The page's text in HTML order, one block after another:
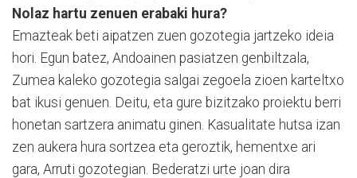
Nolaz hartu zenuen erabaki hura?
Emazteak beti aipatzen zuen gozotegia jartzeko ideia
hori. Egun batez, Andoainen pasiatzen genbiltzala,
Zumea kaleko gozotegia salgai zegoela zioen karteltxo
bat ikusi genuen. Deitu, eta gure bizitzako proiektu berri
honetan sartzera animatu ginen. Kasualitate hutsa izan
zen aukera hura sortzea eta geroztik, hementxe ari
gara, Arruti gozotegian. Bederatzi urte joan dira